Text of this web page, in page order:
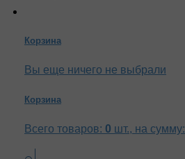
Корзина
Вы еще ничего не выбрали
Корзина
Всего товаров: 0 шт., на сумму: